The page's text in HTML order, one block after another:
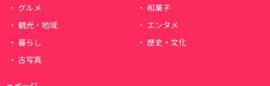
グルメ
和菓子
観光・地域
エンタメ
暮らし
歴史・文化
古写真